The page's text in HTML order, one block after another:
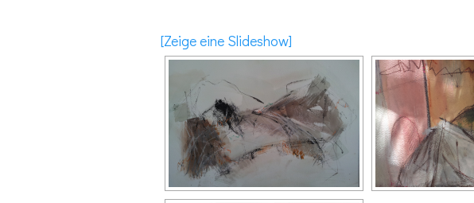
[Zeige eine Slideshow]